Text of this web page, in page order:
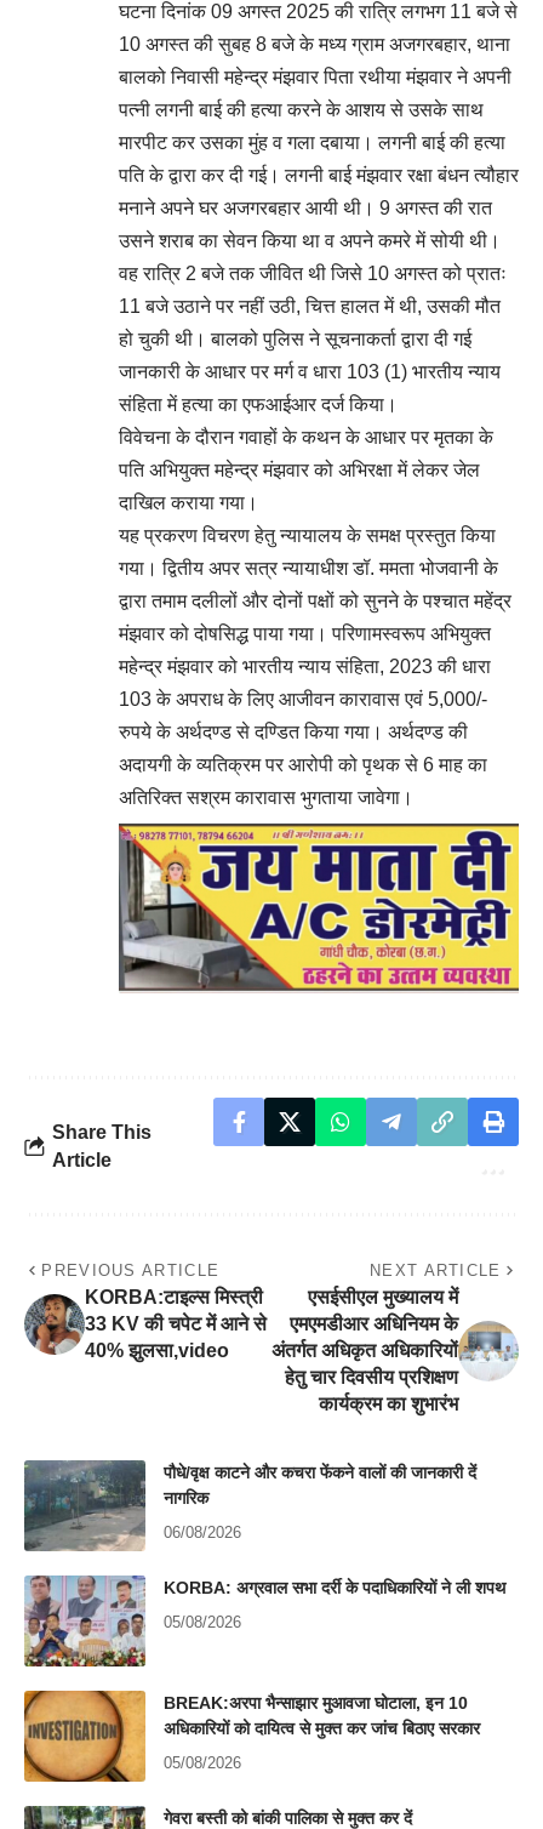
घटना दिनांक 09 अगस्त 2025 की रात्रि लगभग 11 बजे से
10 अगस्त की सुबह 8 बजे के मध्य ग्राम अजगरबहार, थाना
बालको निवासी महेन्द्र मंझवार पिता रथीया मंझवार ने अपनी
पत्नी लगनी बाई की हत्या करने के आशय से उसके साथ
मारपीट कर उसका मुंह व गला दबाया। लगनी बाई की हत्या
पति के द्वारा कर दी गई। लगनी बाई मंझवार रक्षा बंधन त्यौहार
मनाने अपने घर अजगरबहार आयी थी। 9 अगस्त की रात
उसने शराब का सेवन किया था व अपने कमरे में सोयी थी।
वह रात्रि 2 बजे तक जीवित थी जिसे 10 अगस्त को प्रातः
11 बजे उठाने पर नहीं उठी, चित्त हालत में थी, उसकी मौत
हो चुकी थी। बालको पुलिस ने सूचनाकर्ता द्वारा दी गई
जानकारी के आधार पर मर्ग व धारा 103 (1) भारतीय न्याय
संहिता में हत्या का एफआईआर दर्ज किया।
विवेचना के दौरान गवाहों के कथन के आधार पर मृतका के
पति अभियुक्त महेन्द्र मंझवार को अभिरक्षा में लेकर जेल
दाखिल कराया गया।
यह प्रकरण विचरण हेतु न्यायालय के समक्ष प्रस्तुत किया
गया। द्वितीय अपर सत्र न्यायाधीश डॉ. ममता भोजवानी के
द्वारा तमाम दलीलों और दोनों पक्षों को सुनने के पश्चात महेंद्र
मंझवार को दोषसिद्ध पाया गया। परिणामस्वरूप अभियुक्त
महेन्द्र मंझवार को भारतीय न्याय संहिता, 2023 की धारा
103 के अपराध के लिए आजीवन कारावास एवं 5,000/-
रुपये के अर्थदण्ड से दण्डित किया गया। अर्थदण्ड की
अदायगी के व्यतिक्रम पर आरोपी को पृथक से 6 माह का
अतिरिक्त सश्रम कारावास भुगताया जावेगा।
Share This
Article
PREVIOUS ARTICLE
KORBA:टाइल्स मिस्त्री
33 KV की चपेट में आने से
40% झुलसा,video
NEXT ARTICLE
एसईसीएल मुख्यालय में
एमएमडीआर अधिनियम के
अंतर्गत अधिकृत अधिकारियों
हेतु चार दिवसीय प्रशिक्षण
कार्यक्रम का शुभारंभ
पौधे/वृक्ष काटने और कचरा फेंकने वालों की जानकारी दें
नागरिक
06/08/2026
KORBA: अग्रवाल सभा दर्री के पदाधिकारियों ने ली शपथ
05/08/2026
BREAK:अरपा भैन्साझार मुआवजा घोटाला, इन 10
अधिकारियों को दायित्व से मुक्त कर जांच बिठाए सरकार
05/08/2026
गेवरा बस्ती को बांकी पालिका से मुक्त कर दें